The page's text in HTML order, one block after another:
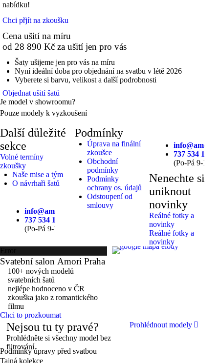
nabídku!
Chci přjít na zkoušku
Cena ušití na míru
od 28 890 Kč za ušití jen pro vás
Šaty ušijeme jen pro vás na míru
Nyní ideální doba pro objednání na svatbu v létě 2026
Vyberete si barvu, velikost a další podrobnosti
Objednat ušití šatů
Je model v showroomu?
Pouze modely k vyzkoušení
Další důležité
sekce
Volné termíny
zkoušky
Naše mise a tým
O návrhaři šatů
info@amorisaty.cz
737 534 134
(Po-Pá 9-17)
Podmínky
Úprava na finální
zkoušce
Obchodní
podmínky
Podmínky
ochrany os. údajů
Odstoupení od
smlouvy
737 534 134
(Po-Pá 9-17)
Nenechte si
uniknout
novinky
Reálné fotky a
novinky
Reálné fotky a
novinky
Error
Svatební salon Amori Praha
100+ nových modelů
svatebních šatů
nejlépe hodnoceno v ČR
zkouška jako z romantického
filmu
Chci to prozkoumat
Nejsou tu ty pravé?
Prohlédněte si všechny model bez
filtrování.
Prohlédnout modely
Podmínky úpravy před svatbou
Tajná kolekce